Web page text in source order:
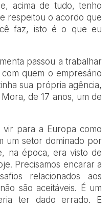
acima de tudo, tenho
respeitou o acordo que
faz, isto é o que eu
passou a trabalhar
quem o empresário
sua própria agência,
de 17 anos, um de
vir para a Europa como
um setor dominado por
na época, era visto de
Precisamos encarar a
relacionados aos
são aceitáveis. É um
ter dado errado. E